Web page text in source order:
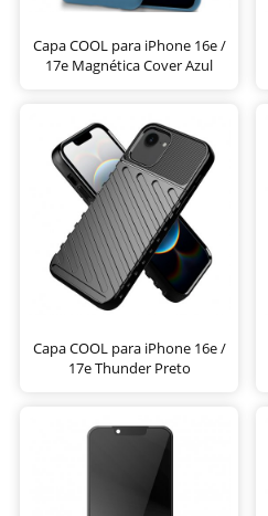
Capa COOL para iPhone 16e /
17e Magnética Cover Azul
Capa COOL para iPhone 16e /
17e Thunder Preto